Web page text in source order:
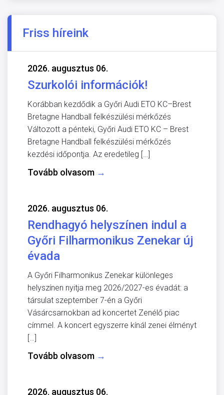
Friss híreink
2026. augusztus 06.
Szurkolói információk!
Korábban kezdődik a Győri Audi ETO KC–Brest
Bretagne Handball felkészülési mérkőzés
Változott a pénteki, Győri Audi ETO KC – Brest
Bretagne Handball felkészülési mérkőzés
kezdési időpontja. Az eredetileg […]
Tovább olvasom →
2026. augusztus 06.
Rendhagyó helyszínen indul a
Győri Filharmonikus Zenekar új
évada
A Győri Filharmonikus Zenekar különleges
helyszínen nyitja meg 2026/2027-es évadát: a
társulat szeptember 7-én a Győri
Vásárcsarnokban ad koncertet Zenélő piac
címmel. A koncert egyszerre kínál zenei élményt
[…]
Tovább olvasom →
2026. augusztus 06.